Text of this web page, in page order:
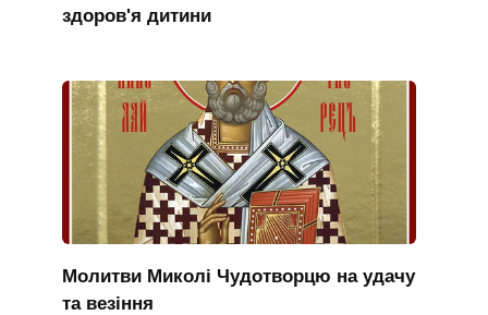
здоров'я дитини
Молитви Миколі Чудотворцю на удачу
та везіння